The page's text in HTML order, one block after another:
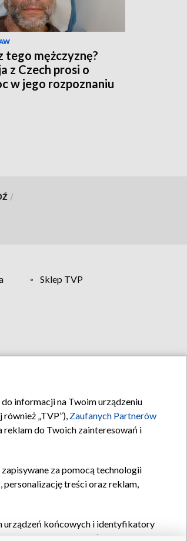
tego mężczyznę?
z Czech prosi o
w jego rozpoznaniu
/
Sklep TVP
informacji na Twoim urządzeniu
„TVP”), Zaufanych Partnerów
reklam do Twoich zainteresowań i
za pomocą technologii
treści oraz reklam,
urządzeń końcowych i identyfikatory
oraz pozostałych